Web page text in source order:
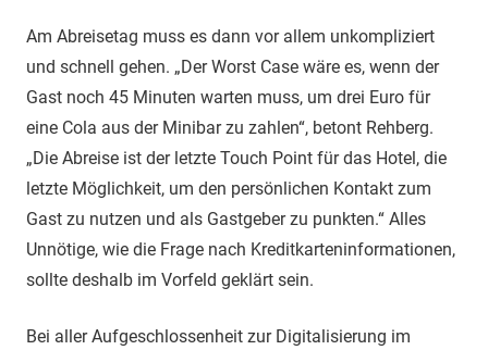
Am Abreisetag muss es dann vor allem unkompliziert
und schnell gehen. „Der Worst Case wäre es, wenn der
Gast noch 45 Minuten warten muss, um drei Euro für
eine Cola aus der Minibar zu zahlen“, betont Rehberg.
„Die Abreise ist der letzte Touch Point für das Hotel, die
letzte Möglichkeit, um den persönlichen Kontakt zum
Gast zu nutzen und als Gastgeber zu punkten.“ Alles
Unnötige, wie die Frage nach Kreditkarteninformationen,
sollte deshalb im Vorfeld geklärt sein.
Bei aller Aufgeschlossenheit zur Digitalisierung im